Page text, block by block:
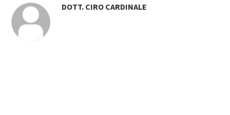
DOTT. CIRO CARDINALE